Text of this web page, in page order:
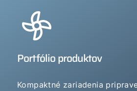
Portfólio produktov
Kompaktné zariadenia